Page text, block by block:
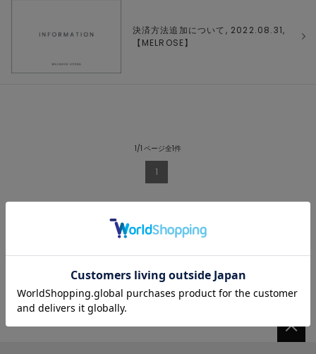
決済方法追加について, 2022.08.31,
【 MELROSE】
1/1 ページ全1件
1